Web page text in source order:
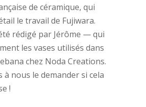
de céramique, qui
le travail de Fujiwara.
rédigé par Jérôme — qui
les vases utilisés dans
chez Noda Creations.
à nous le demander si cela
!